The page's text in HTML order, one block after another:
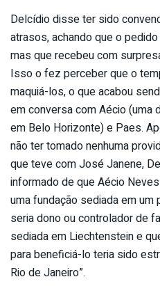
Delcídio disse ter sido
atrasos, achando que o
mas que recebeu com
Isso o fez perceber que o
maquiá-los, o que acabou
em conversa com Aécio (uma
em Belo Horizonte) e Paes.
não ter tomado nenhuma
que teve com José Janene,
informado de que Aécio
uma fundação sediada em
seria dono ou controlador de
sediada em Liechtenstein e
para beneficiá-lo teria sido
Rio de Janeiro”.